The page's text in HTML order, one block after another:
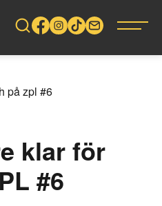
vidare
klar för
#6